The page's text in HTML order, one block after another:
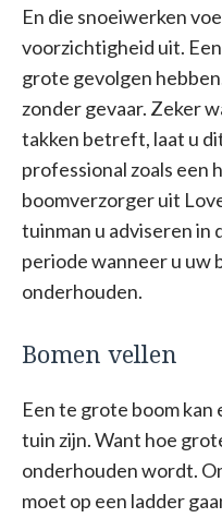
En die snoeiwerken
voorzichtigheid uit.
grote gevolgen
zonder gevaar. Zeker
takken betreft, laat u
professional zoals een
boomverzorger uit
tuinman u adviseren in
periode wanneer u uw
onderhouden.
Bomen vellen
Een te grote boom
tuin zijn. Want hoe
onderhouden wordt.
moet op een ladder